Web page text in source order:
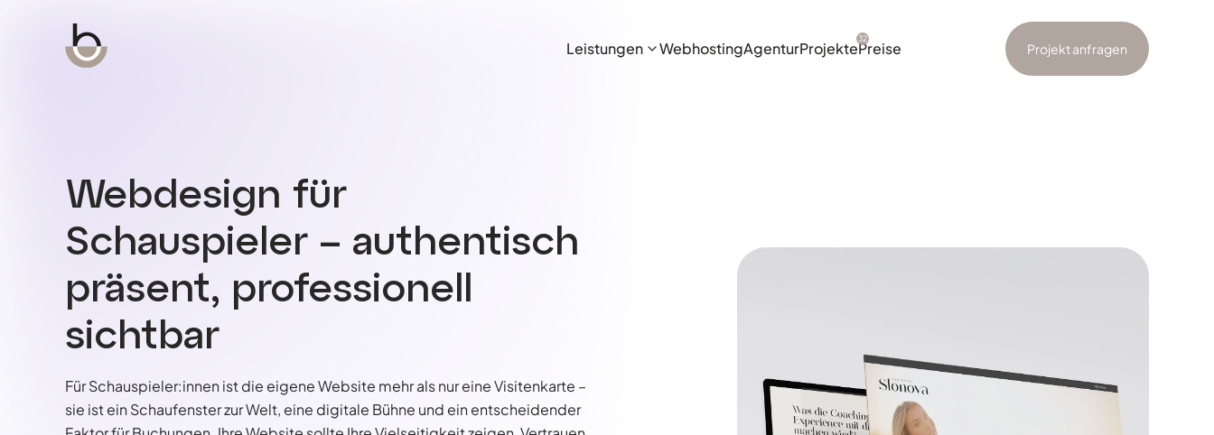
Leistungen WebhostingAgenturProjekte32
Preise Projekt anfragen
Webdesign für
Schauspieler – authentisch
präsent, professionell
sichtbar
Für Schauspieler:innen ist die eigene Website mehr als nur eine Visitenkarte –
sie ist ein Schaufenster zur Welt, eine digitale Bühne und ein entscheidender